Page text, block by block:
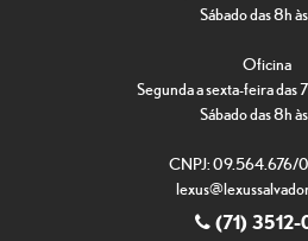
Sábado das 8h
Oficina
Segunda a sexta-feira das
Sábado das 8h
CNPJ:
(71) 3512-